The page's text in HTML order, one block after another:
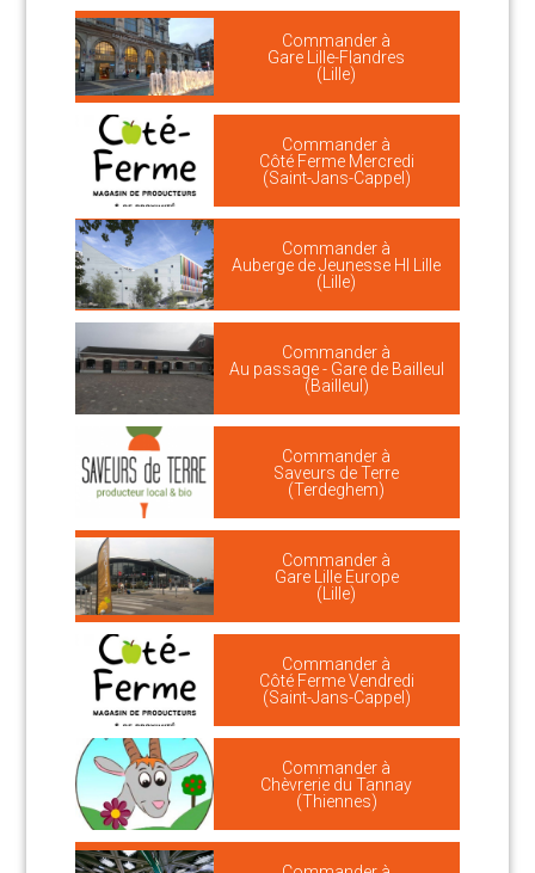
Commander à
Gare Lille-Flandres
(Lille)
Commander à
Côté Ferme Mercredi
(Saint-Jans-Cappel)
Commander à
Auberge de Jeunesse HI Lille
(Lille)
Commander à
Au passage - Gare de Bailleul
(Bailleul)
Commander à
Saveurs de Terre
(Terdeghem)
Commander à
Gare Lille Europe
(Lille)
Commander à
Côté Ferme Vendredi
(Saint-Jans-Cappel)
Commander à
Chèvrerie du Tannay
(Thiennes)